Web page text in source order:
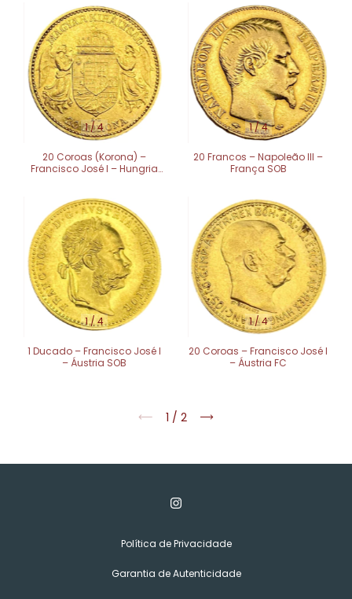
1/4
20 Coroas (Korona) –
Francisco José I – Hungria
1/4
20 Francos – Napoleão III –
França SOB
1/4
1 Ducado – Francisco José I
– Áustria SOB
1/4
20 Coroas – Francisco José I
– Áustria FC
1 / 2
Política de Privacidade
Garantia de Autenticidade